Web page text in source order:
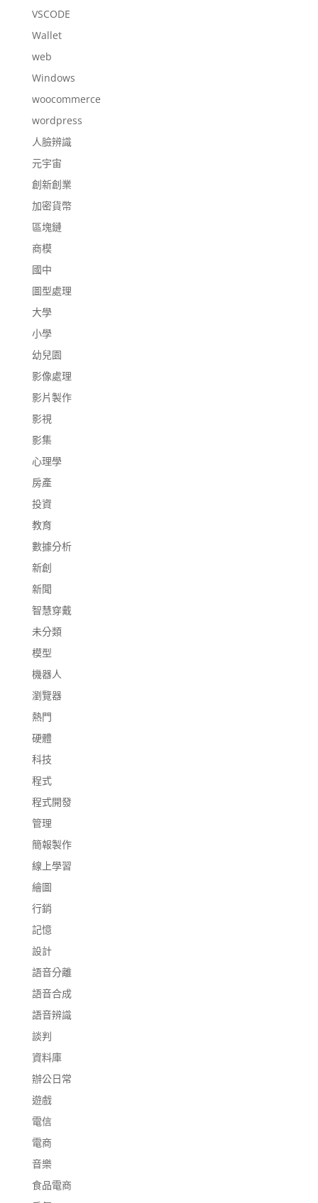
VSCODE
Wallet
web
Windows
woocommerce
wordpress
人臉辨識
元宇宙
創新創業
加密貨幣
區塊鏈
商模
國中
圖型處理
大學
小學
幼兒園
影像處理
影片製作
影視
影集
心理學
房產
投資
教育
數據分析
新創
新聞
智慧穿戴
未分類
模型
機器人
瀏覽器
熱門
硬體
科技
程式
程式開發
管理
簡報製作
線上學習
繪圖
行銷
記憶
設計
語音分離
語音合成
語音辨識
談判
資料庫
辦公日常
遊戲
電信
電商
音樂
食品電商